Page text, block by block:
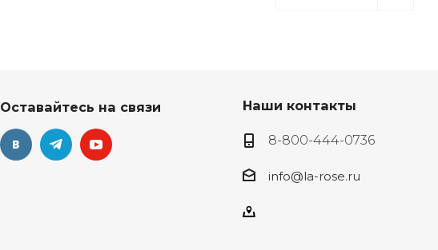
Оставайтесь на связи Наши контакты
8-800-444-0736
info@la-rose.ru